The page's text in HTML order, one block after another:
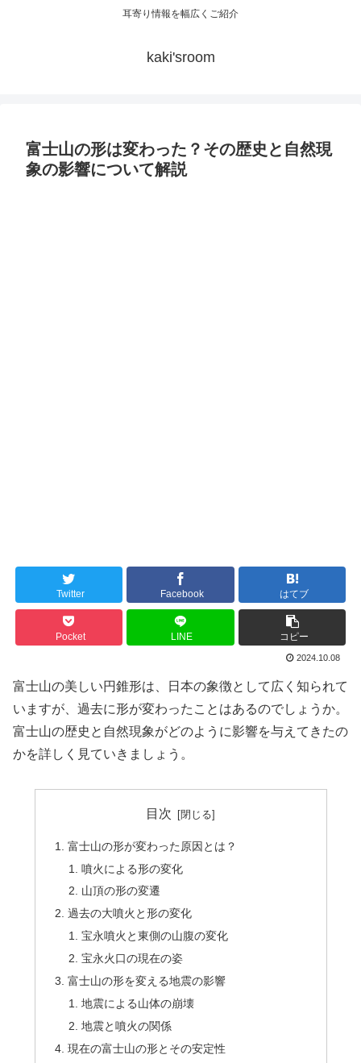
耳寄り情報を幅広くご紹介
kaki'sroom
富士山の形は変わった？その歴史と自然現
象の影響について解説
Twitter Facebook はてブ
Pocket LINE コピー
2024.10.08
富士山の美しい円錐形は、日本の象徴として広く知られて
いますが、過去に形が変わったことはあるのでしょうか。
富士山の歴史と自然現象がどのように影響を与えてきたの
かを詳しく見ていきましょう。
目次
富士山の形が変わった原因とは？
噴火による形の変化
山頂の形の変遷
過去の大噴火と形の変化
宝永噴火と東側の山腹の変化
宝永火口の現在の姿
富士山の形を変える地震の影響
地震による山体の崩壊
地震と噴火の関係
現在の富士山の形とその安定性